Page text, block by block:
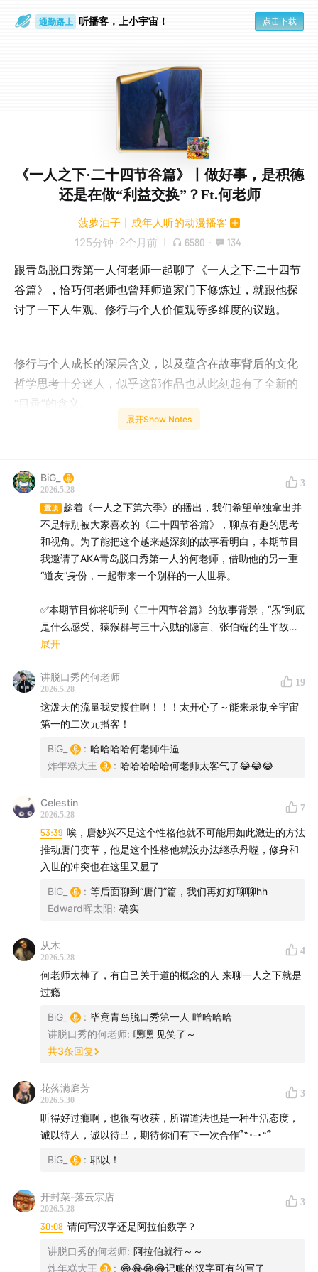
通勤路上 听播客，上小宇宙！ 点击下载
《一人之下·二十四节谷篇》丨做好事，是积德
还是在做“利益交换”？Ft.何老师
菠萝油子丨成年人听的动漫播客
125分钟 · 2个月前 6580 · 134
跟青岛脱口秀第一人何老师一起聊了《一人之下·二十四节
谷篇》，恰巧何老师也曾拜师道家门下修炼过，就跟他探
讨了一下人生观、修行与个人价值观等多维度的议题。
修行与个人成长的深层含义，以及蕴含在故事背后的文化
哲学思考十分迷人，似乎这部作品也从此刻起有了全新的
“目录”的含义。
04:12 《一人之下》创作转折点：从少年漫到成人漫画的
角色演变与创作者自我对话
一场修行者与异能者的争夺
“炁”感的真实体验与身体控制的内在联系探讨
修道本质与技术能力的辩证
01:01:42北宋奇才张伯端从官场到道家的传奇转变
01:11:42无根生与张伯端：传承与创新的道家哲学
01:26:25真诚与接纳：“诚”的内外双重意义
01:36:23“不错”逻辑与人生选择：从二十四节谷篇看成长
与幸存
01:40:37 二十四节气的起源与演变
01:45:44道家与儒家思想融合探讨
01:51:59探讨立场与成王败寇观念
菠萝油子（波螺油子），是青岛的一条已经消失不见的老
的孩子来说，菠萝油子路上开着几家买二手漫画书的小
店，打开了无数孩子对漫画世界大门。虽然那条路已经消
失不见，但它却成了我们生命中，关于“漫画”所有记忆的
开始。
（图自：摄影师吴正中老师）
【支持＆酒】
这期内容依旧精彩，希望你们的耳朵会喜欢。如果觉得这
期节目不错，请不要吝啬您的赞美，欢迎点赞评论任何您
的想法，并把这期节目分享给您重要的人。同时也欢迎酌
同时，欢迎选购【菠萝油子“醉牛啤”啤酒】，同时获得我
们的专属“漫画卡牌”，独家呈现，仅此一家~
展开Show Notes
BiG_
2026.5.28
3
置顶
趁着《一人之下第六季》的播出，我们希望单独拿出并
不是特别被大家喜欢的《二十四节谷篇》，聊点有趣的思考
和视角。为了能把这个越来越深刻的故事看明白，本期节目
我邀请了AKA青岛脱口秀第一人的何老师，借助他的另一重
“道友”身份，一起带来一个别样的一人世界。
✅本期节目你将听到《二十四节谷篇》的故事背景，“炁”到底
是什么感受、猿猴群与三十六贼的隐言、张伯端的生平故
事、何为人与“诚”的理解、立场与成王败寇，以及二十四节
本期节目我们还给大家搞到了《一人之下二十四节谷（上》
对应剧情的正版漫画，评论区随机掉落哦！
往期相关内容：
米二与《一人之下》丨揭开“国漫之光”面具，欣赏残酷与
真实
《一人之下·陈朵篇》丨为了弄懂“封神篇章”，我们请来了
“陈朵”本人！feat.巩大方
借《异人之下》，聊聊一部漫画是如何变成动画、真人剧
和电影的！
展开
讲脱口秀的何老师
2026.5.28
19
这泼天的流量我要接住啊！！！太开心了～能来录制全宇宙
第一的二次元播客！
BiG_ : 哈哈哈哈何老师牛逼
炸年糕大王
: 哈哈哈哈哈何老师太客气了😂😂😂
Celestin
2026.5.28
7
53:39 唉，唐妙兴不是这个性格他就不可能用如此激进的方法
推动唐门变革，他是这个性格他就没办法继承丹噬，修身和
入世的冲突也在这里又显了
BiG_ : 等后面聊到“唐门”篇，我们再好好聊聊hh
Edward晖太阳: 确实
从木
2026.5.28
4
何老师太棒了，有自己关于道的概念的人 来聊一人之下就是
过瘾
BiG_ : 毕竟青岛脱口秀第一人 咩哈哈哈
讲脱口秀的何老师: 嘿嘿 见笑了～
共3条回复
花落满庭芳
2026.5.30
3
听得好过瘾啊，也很有收获，所谓道法也是一种生活态度，
诚以待人，诚以待己，期待你们有下一次合作՞˶･֊･˶՞
BiG_ : 耶以！
开封菜-落云宗店
2026.5.28
3
30:08 请问写汉字还是阿拉伯数字？
讲脱口秀的何老师: 阿拉伯就行～～
炸年糕大王
: 😂😂😂😂记账的汉字可有的写了